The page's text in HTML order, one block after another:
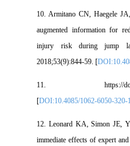
10. Armitano CN,
augmented information for
injury risk during jump
2018;53(9):844-59. [
11. https://doi.org/
[DOI:10.4085/1062-6050-
12. Leonard KA, Simon
immediate effects of expert